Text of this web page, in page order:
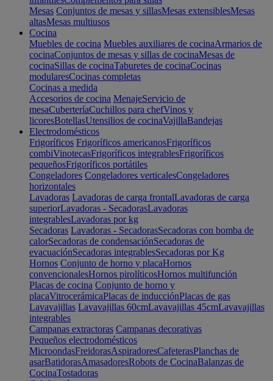
Mesas Conjuntos de mesas y sillasMesas extensiblesMesas
altasMesas multiusos
Cocina
Muebles de cocina Muebles auxiliares de cocinaArmarios de
cocinaConjuntos de mesas y sillas de cocinaMesas de
cocinaSillas de cocinaTaburetes de cocinaCocinas
modularesCocinas completas
Cocinas a medida
Accesorios de cocina MenajeServicio de
mesaCuberteríaCuchillos para chefVinos y
licoresBotellasUtensilios de cocinaVajillaBandejas
Electrodomésticos
Frigoríficos Frigoríficos americanosFrigoríficos
combiVinotecasFrigoríficos integrablesFrigoríficos
pequeñosFrigoríficos portátiles
Congeladores Congeladores verticalesCongeladores
horizontales
Lavadoras Lavadoras de carga frontalLavadoras de carga
superiorLavadoras - SecadorasLavadoras
integrablesLavadoras por kg
Secadoras Lavadoras - SecadorasSecadoras con bomba de
calorSecadoras de condensaciónSecadoras de
evacuaciónSecadoras integrablesSecadoras por Kg
Hornos Conjunto de horno y placaHornos
convencionalesHornos pirolíticosHornos multifunción
Placas de cocina Conjunto de horno y
placaVitrocerámicaPlacas de inducciónPlacas de gas
Lavavajillas Lavavajillas 60cmLavavajillas 45cmLavavajillas
integrables
Campanas extractoras Campanas decorativas
Pequeños electrodomésticos
MicroondasFreidorasAspiradoresCafeterasPlanchas de
asarBatidorasAmasadoresRobots de CocinaBalanzas de
CocinaTostadoras